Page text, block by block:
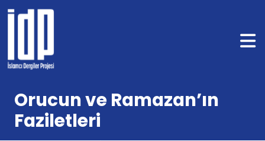
Orucun ve Ramazan’ın
Faziletleri